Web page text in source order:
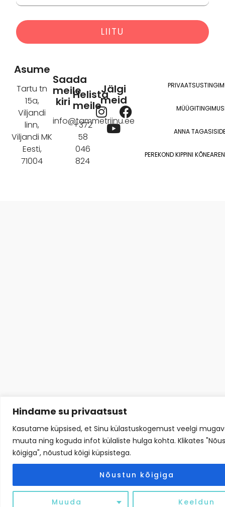
Hindame su privaatsust
Kasutame küpsised, et Sinu külastuskogemust veelgi
muuta ning koguda infot külaliste hulga kohta. Klikates
kõigiga", nõustud kõigi küpsistega.
Muuda Keeldun
Nõustun kõigiga
Alternative:
Asume
Tartu tn
15a,
Viljandi
linn,
Viljandi MK
Eesti,
71004
Saada
meile
kiri
info@tammetriinu.ee
Helista
meile
+372
58
046
824
Jälgi
meid
I
n
s
F
a
Y
o
u ANNA
PEREKOND KIPPINI